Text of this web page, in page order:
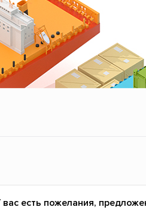
вас есть пожелания,